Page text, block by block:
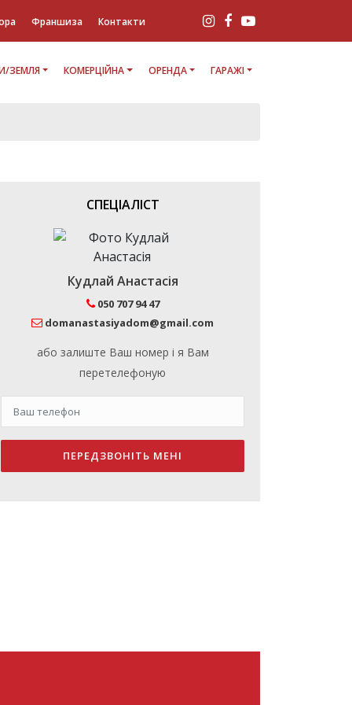
Франшиза Контакти
ЗЕМЛЯ КОМЕРЦІЙНА ОРЕНДА ГАРАЖІ
СПЕЦІАЛІСТ
Кудлай Анастасія
050 707 94 47
domanastasiyadom@gmail.com
або залиште Ваш номер і я Вам
перетелефоную
ПЕРЕДЗВОНІТЬ МЕНІ